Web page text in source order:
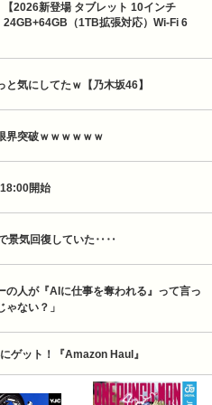
2026新登場 タブレット 10インチ
（1TB拡張対応）Wi-Fi 6
気にしてたｗ【乃木坂46】
界突破ｗｗｗｗｗｗ
開始
で景気回復していた‥‥
人が『AIに仕事を奪われる』って言っ
ない？」
ゲット！『Amazon Haul』